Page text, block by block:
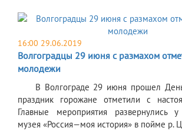
16:00 29.06.2019
Волгоградцы 29 июня с размахом
молодежи
В Волгограде 29 июня прошел
праздник горожане отметили с
Главные мероприятия развернулись у
музея «Россия—моя история» в пойме р.